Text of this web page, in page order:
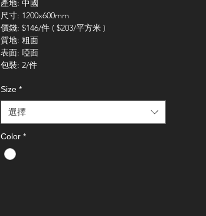
產地: 中國
尺寸: 1200x600mm
價錢: $146/件 ( $203/平方米 )
質地: 粗面
表面: 啞面
包裝: 2/件
Size *
選擇
Color *